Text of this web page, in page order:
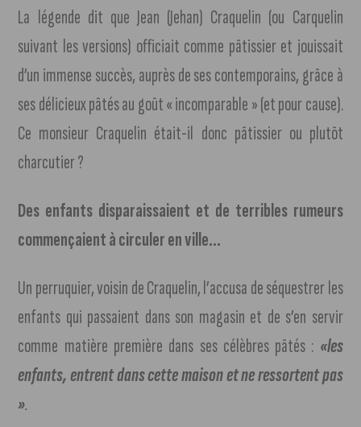
La légende dit que Jean (Jehan) Craquelin (ou Carquelin
suivant les versions) officiait comme pâtissier et jouissait
d’un immense succès, auprès de ses contemporains, grâce à
ses délicieux pâtés au goût « incomparable » (et pour cause).
Ce monsieur Craquelin était-il donc pâtissier ou plutôt
charcutier ?
Des enfants disparaissaient et de terribles rumeurs
commençaient à circuler en ville…
Un perruquier, voisin de Craquelin, l’accusa de séquestrer les
enfants qui passaient dans son magasin et de s’en servir
comme matière première dans ses célèbres pâtés : «les
enfants,entrent dans cette maison et ne ressortent pas
».